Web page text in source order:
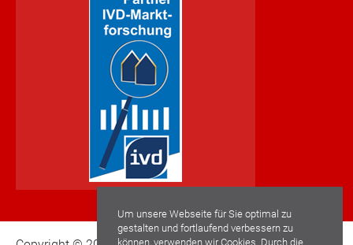
Um unsere Webseite für Sie optimal zu
gestalten und fortlaufend verbessern zu
können, verwenden wir Cookies. Durch die